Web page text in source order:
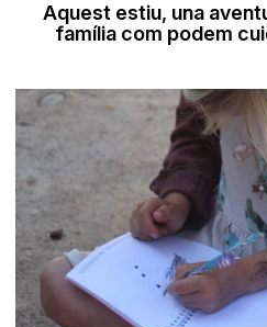
Aquest estiu, una
família com podem